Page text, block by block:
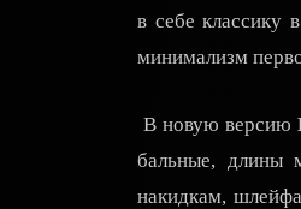
в себе классику
минимализм
В новую версию
бальные, длины
накидкам,